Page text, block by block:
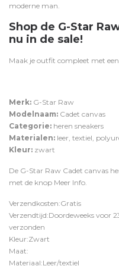
moderne man.
Shop de G-Star
nu in de sale!
Maak je outfit compleet met
Merk: G-Star Raw
Modelnaam: Cadet canvas
Categorie: heren sneakers
Materialen: leer, textiel,
Kleur: zwart
De G-Star Raw Cadet canvas
met de knop Meer Info
Verzendkosten:Gratis
Verzendtijd:Doordeweeks voor
verzonden
Kleur:Zwart
Maat:
Materiaal:Leer/textiel